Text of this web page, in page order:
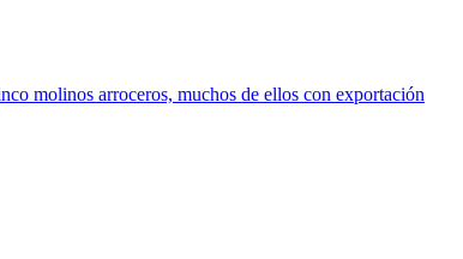
molinos arroceros, muchos de ellos con exportación